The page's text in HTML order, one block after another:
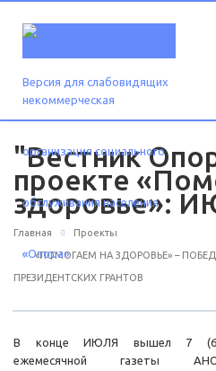
Версия для слабовидящих
"Вестник
проекте
здоровье»:
Главная Проекты
«ПОМОГАЕМ НА ЗДОРОВЬЕ» –
ПРЕЗИДЕНТСКИХ ГРАНТОВ
В конце ИЮЛЯ вышел 7
ежемесячной газеты